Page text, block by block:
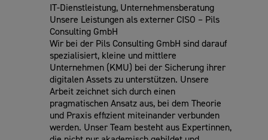
IT-Dienstleistung, Unternehmensberatung
Unsere Leistungen als externer CISO – Pils
Consulting GmbH
Wir bei der Pils Consulting GmbH sind darauf
spezialisiert, kleine und mittlere
Unternehmen (KMU) bei der Sicherung ihrer
digitalen Assets zu unterstützen. Unsere
Arbeit zeichnet sich durch einen
pragmatischen Ansatz aus, bei dem Theorie
und Praxis effizient miteinander verbunden
werden. Unser Team besteht aus Expertinnen,